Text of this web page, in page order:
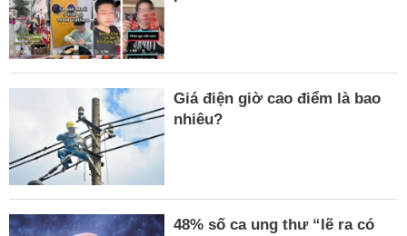
Giá điện giờ cao điểm là bao
nhiêu?
48% số ca ung thư “lẽ ra có